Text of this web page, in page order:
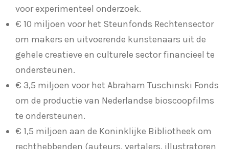
voor experimenteel onderzoek.
€ 10 miljoen voor het Steunfonds Rechtensector
om makers en uitvoerende kunstenaars uit de
gehele creatieve en culturele sector financieel te
ondersteunen.
€ 3,5 miljoen voor het Abraham Tuschinski Fonds
om de productie van Nederlandse bioscoopfilms
te ondersteunen.
€ 1,5 miljoen aan de Koninklijke Bibliotheek om
rechthebbenden (auteurs, vertalers, illustratoren